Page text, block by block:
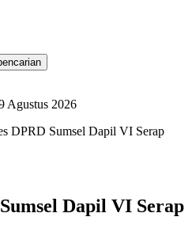
Agustus 2026
DPRD Sumsel Dapil VI Serap
Dapil VI Serap